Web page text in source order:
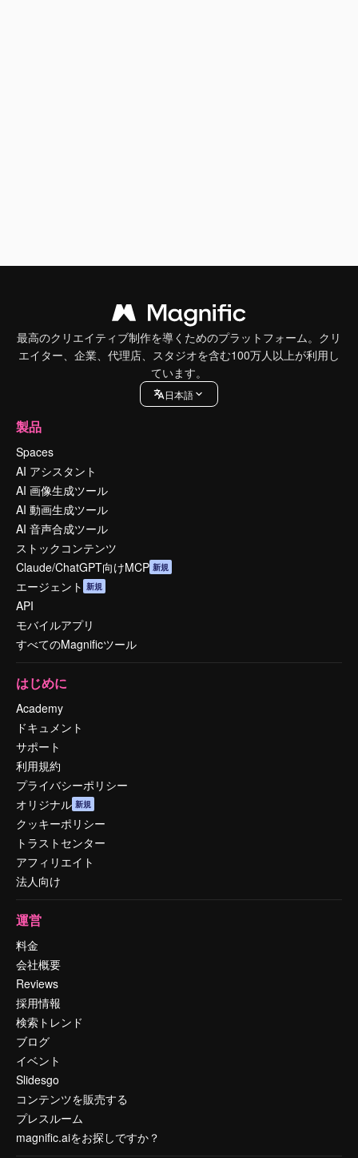
最高のクリエイティブ制作を導くためのプラットフォーム。クリ
エイター、企業、代理店、スタジオを含む100万人以上が利用し
ています。
日本語
製品
Spaces
AI アシスタント
AI 画像生成ツール
AI 動画生成ツール
AI 音声合成ツール
ストックコンテンツ
Claude/ChatGPT向けMCP 新規
エージェント 新規
API
モバイルアプリ
すべてのMagnificツール
はじめに
Academy
ドキュメント
サポート
利用規約
プライバシーポリシー
オリジナル 新規
クッキーポリシー
トラストセンター
アフィリエイト
法人向け
運営
料金
会社概要
Reviews
採用情報
検索トレンド
ブログ
イベント
Slidesgo
コンテンツを販売する
プレスルーム
magnific.aiをお探しですか？